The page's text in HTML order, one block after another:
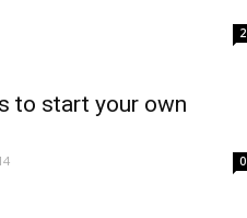
2
to start your own
0